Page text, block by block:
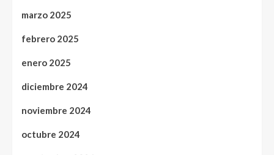
marzo 2025
febrero 2025
enero 2025
diciembre 2024
noviembre 2024
octubre 2024